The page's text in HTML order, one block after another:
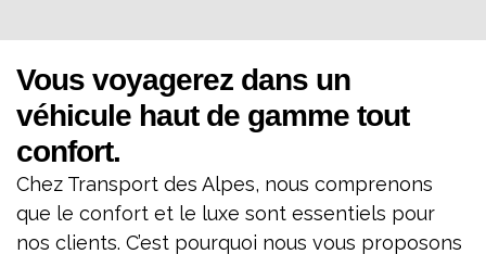
Vous voyagerez dans un
véhicule haut de gamme tout
confort.
Chez Transport des Alpes, nous comprenons
que le confort et le luxe sont essentiels pour
nos clients. C’est pourquoi nous vous proposons